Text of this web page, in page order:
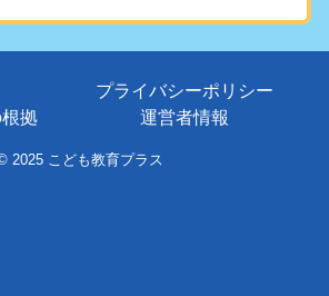
プライバシーポリシー
拠
運営者情報
2025 こども教育プラス